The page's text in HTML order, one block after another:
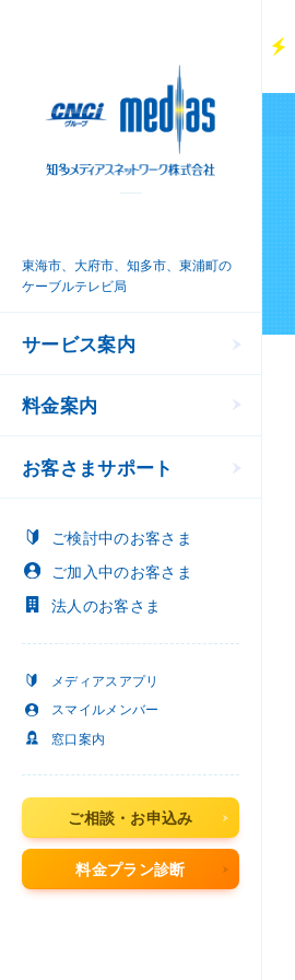
東海市、大府市、知多市、東浦町の
ケーブルテレビ局
サービス案内
料金案内
お客さまサポート
ご検討中のお客さま
ご加入中のお客さま
法人 のお客さま
メディアスアプリ
スマイルメンバー
窓口案内
ご相談・お申込み
料金プラン診断